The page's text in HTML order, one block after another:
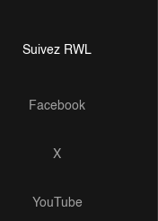
Suivez RWL
Facebook
X
YouTube